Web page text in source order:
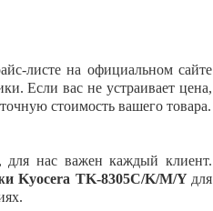
листе на официальном сайте
Если вас не устраивает цена,
стоимость вашего товара.
для нас важен каждый клиент.
Kyocera TK-8305C/K/M/Y для